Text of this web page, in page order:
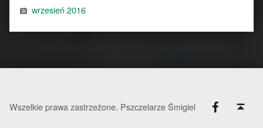
wrzesień 2016
Wszelkie prawa zastrzeżone. Pszczelarze Śmigiel